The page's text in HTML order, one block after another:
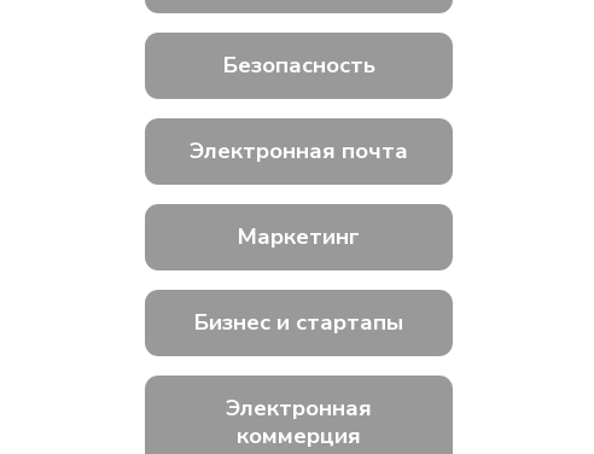
Безопасность
Электронная почта
Маркетинг
Бизнес и стартапы
Электронная
коммерция